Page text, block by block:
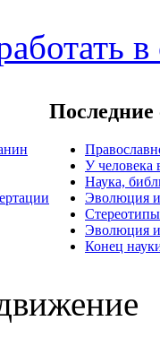
в
Последние
У человека
Наука,
Эволюция
Эволюция и
Конец